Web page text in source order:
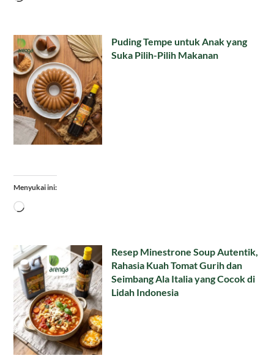
Puding Tempe untuk Anak yang
Suka Pilih-Pilih Makanan
Menyukai ini:
Memuat...
Resep Minestrone Soup Autentik,
Rahasia Kuah Tomat Gurih dan
Seimbang Ala Italia yang Cocok di
Lidah Indonesia